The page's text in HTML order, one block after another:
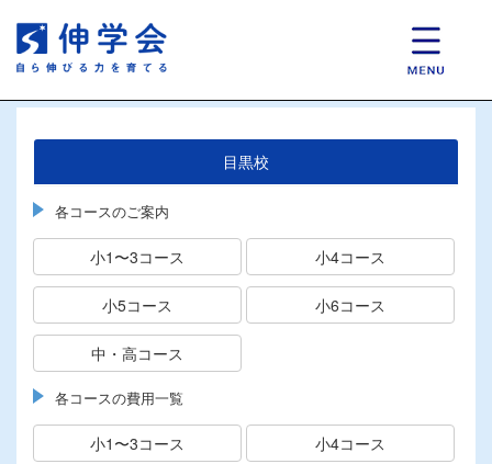
目黒校
各コースのご案内
小1〜3コース 小4コース
小5コース 小6コース
中・高コース
各コースの費用一覧
小1〜3コース 小4コース